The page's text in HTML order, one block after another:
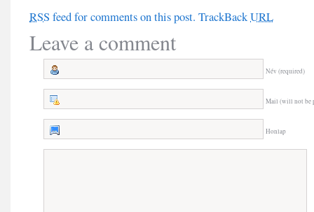
RSS feed for comments on this post. TrackBackURL
Leave a comment
Név (required)
Mail (will not be
Honlap